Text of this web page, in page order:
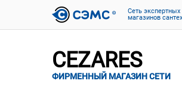
Cеть экспертных
магазинов
CEZARES
ФИРМЕННЫЙ МАГАЗИН СЕТИ